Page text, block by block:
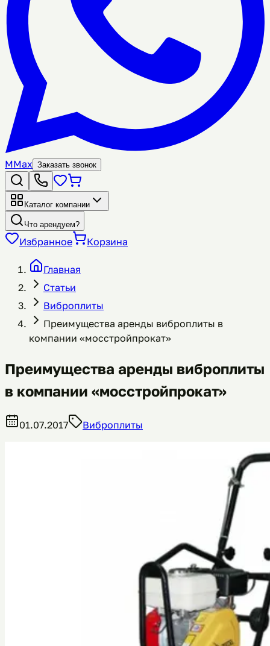
MMax Заказать звонок
Каталог компании
Что арендуем?
Избранное Корзина
Главная
Статьи
Виброплиты
Преимущества аренды виброплиты в
компании «мосстройпрокат»
Преимущества аренды виброплиты
в компании «мосстройпрокат»
01.07.2017 Виброплиты